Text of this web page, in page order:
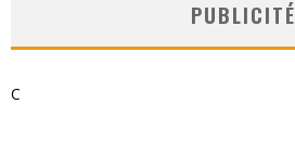
PUBLICITÉ
C